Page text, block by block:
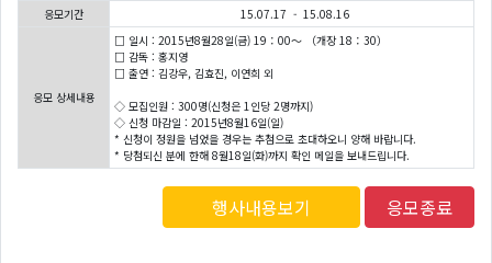
응모기간
15.07.17 - 15.08.16
응모 상세내용
□ 일시 : 2015년8월28일(금) 19：00～ （개장 18：30）
□ 감독 : 홍지영
□ 출연 : 김강우, 김효진, 이연희 외
◇ 모집인원 : 300명(신청은 1인당 2명까지)
◇ 신청 마감일 : 2015년8월16일(일)
* 신청이 정원을 넘었을 경우는 추첨으로 초대하오니 양해 바랍니다.
* 당첨되신 분에 한해 8월18일(화)까지 확인 메일을 보내드립니다.
행사내용보기 응모종료